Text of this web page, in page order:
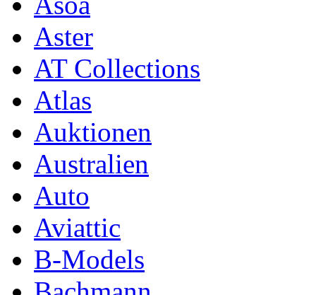
Aster
AT Collections
Atlas
Auktionen
Australien
Auto
Aviattic
B-Models